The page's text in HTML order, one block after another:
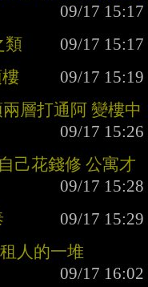
類
層打通阿 變樓中
己花錢修 公寓才
人的一堆